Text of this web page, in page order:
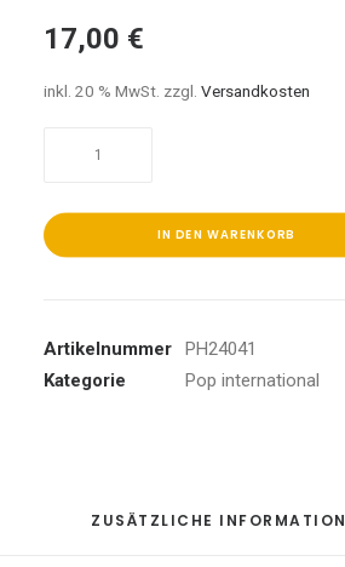
17,00 €
inkl. 20 % MwSt. zzgl. Versandkosten
Vol.6
Lieder
für
IN DEN WARENKORB
Artikelnummer
PH24041
Kategorie
Pop international
ZUSÄTZLICHE INFORMATION